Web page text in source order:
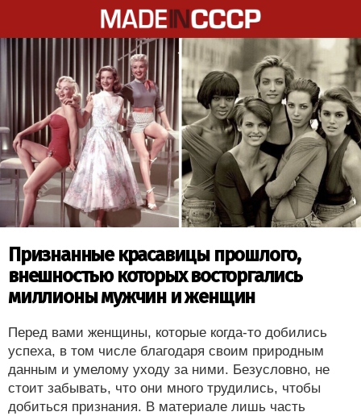
Признанные красавицы прошлого,
внешностью которых восторгались
миллионы мужчин и женщин
Перед вами женщины, которые когда-то добились
успеха, в том числе благодаря своим природным
данным и умелому уходу за ними. Безусловно, не
стоит забывать, что они много трудились, чтобы
добиться признания. В материале лишь часть